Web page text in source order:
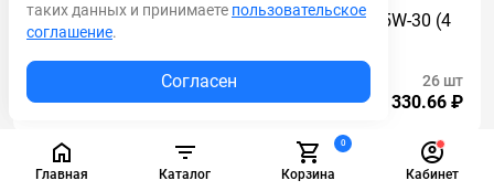
Главная Каталог
0
Корзина Кабинет
Масло моторное Favorit Premium DPF SAE 5W-30 (4
л)
от 1 330.66 ₽
26 шт
FV3703-1-E
FAVORIT
таких данных и принимаете пользовательское
соглашение.
Согласен